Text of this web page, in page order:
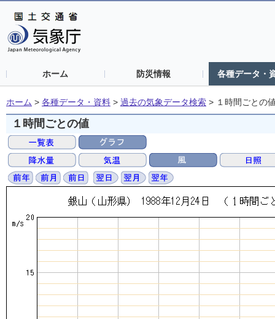
ホーム 防災情報 各種データ・
ホーム > 各種データ・資料 > 過去の気象データ検索 > １時間ごとの
１時間ごとの値